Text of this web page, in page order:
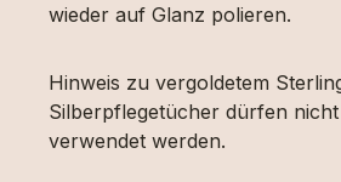
wieder auf Glanz polieren.
Hinweis zu vergoldetem
Silberpflegetücher dürfen
verwendet werden.